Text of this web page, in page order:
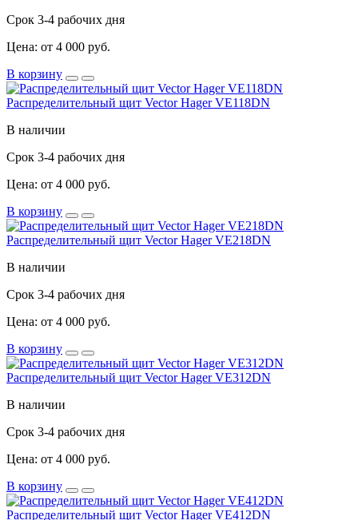
Срок 3-4 рабочих дня
Цена: от 4 000 руб.
В корзину
Распределительный щит Vector Hager VE118DN
В наличии
Срок 3-4 рабочих дня
Цена: от 4 000 руб.
В корзину
Распределительный щит Vector Hager VE218DN
В наличии
Срок 3-4 рабочих дня
Цена: от 4 000 руб.
В корзину
Распределительный щит Vector Hager VE312DN
В наличии
Срок 3-4 рабочих дня
Цена: от 4 000 руб.
В корзину
Распределительный щит Vector Hager VE412DN